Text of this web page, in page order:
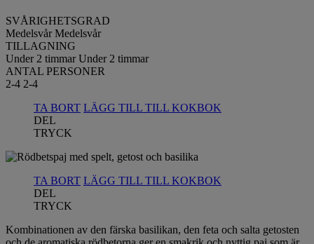
SVÅRIGHETSGRAD
Medelsvår Medelsvår
TILLAGNING
Under 2 timmar Under 2 timmar
ANTAL PERSONER
2-4 2-4
TA BORT LÄGG TILL TILL KOKBOK
DEL
TRYCK
TA BORT LÄGG TILL TILL KOKBOK
DEL
TRYCK
Kombinationen av den färska basilikan, den feta och salta getosten